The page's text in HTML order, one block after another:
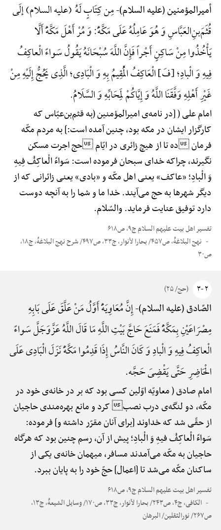
أمیرالمؤمنین (علیه السلام)-مِن کِتَابٍ لَهُ (علیه السلام) إلَی
قُثَمَ‌بنِ‌العَبَّاسِ وَ هُوَ عَامِلُهُ عَلَی مَکَّهًَْ: وَ مُرْ أَهْلَ مَکَّهًَْ أَلَّا
یَأْخُذُوا مِنْ سَاکِنٍ أَجْراً فَإِنَّ اللَّهَ سُبْحَانَهُ یَقُولُ سَواءً الْعاکِفُ
فِیهِ وَ الْبادِ؛ {فَ} الْعَاکِفُ الْمُقِیمُ بِهِ وَ الْبَادِی؛ الَّذِی یَحُجُّ إِلَیْهِ مِنْ
غَیْرِ أَهْلِهِ وَفَّقَنَا اللَّهُ وَ إِیَّاکُمْ لِمَحَابِّهِ وَ السَّلَامُ.
امام علی ( [در نامه‌ی امیرالمؤمنین (به قثم‌بن‌عبّاس که
کارگزار ایشان در مکه بود، چنین آمده است:] به مردم مکّه
فرمان ده تا از هیچ زائری در ایّام حج اجرت مسکن
نگیرند، چراکه خدای سبحان فرموده است: سَواءً الْعاکِفُ فِیهِ
وَ الْبادِ؛ «عاکف» یعنی اهل مکّه و «بادی» یعنی زائرانی که از
دیگر شهرها به حج می‌آیند. خدا ما و شما را به آنچه دوست
دارد توفیق عنایت فرماید. والسّلام.
تفسیر اهل بیت علیهم السلام ج۹، ص۶۱۸
نهج البلاغهًْ، ص۴۵۷/ بحارا لأنوار، ج۳۳، ص۴۹۷/ شرح نهج البلاغهًْ، ج۱۸،
ص۳۰
۲ -۳ (حج/ ۲۵)
الصّادق (علیه السلام)-إِنَّ مُعَاوِیَهًَْ أَوَّلُ مَنْ عَلَّقَ عَلَی بَابِهِ
مِصْرَاعَیْنِ بِمَکَّهًَْ فَمَنَعَ حَاجَّ بَیْتِ اللَّهِ مَا قَالَ اللَّهُ عَزَّ‌وَ‌جَلَّ سَواءً
الْعاکِفُ فِیهِ وَ الْبادِ وَ کَانَ النَّاسُ إِذَا قَدِمُوا مَکَّهًَْ نَزَلَ الْبَادِی عَلَی
الْحَاضِرِ حَتَّی یَقْضِیَ حَجَّه.
امام صادق ( معاویّه اوّلین کسی بود که بر در خانه‌ی خود در
مکّه، دو لنگه‌ی درب نصب کرد و مانع بهره‌مندی حاجیان
از حقّی شد که خداوند [برای آنان مقرّر داشته و] فرموده:
سَواءً الْعاکِفُ فیهِ وَ الْبادِ؛ پیش از آن، رسم چنین بود که هرگاه
حاجیان به مکّه می‌آمدند مسافر، میهمان خانه‌ی یکی از
ساکنان مکّه می‌شد تا [اعمال] حجّ خود را به پایان ببرد.
تفسیر اهل بیت علیهم السلام ج۹، ص۶۱۸
الکافی، ج۴، ص۲۴۳/ بحارا لأنوار، ج۳۳، ص۱۷۰/ وسایل الشیعهًْ، ج۱۳،
ص۲۶۷/ نورالثقلین/ البرهان